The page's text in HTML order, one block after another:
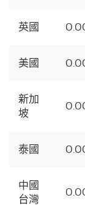
英國
美國
新加
坡
泰國
中國
台灣